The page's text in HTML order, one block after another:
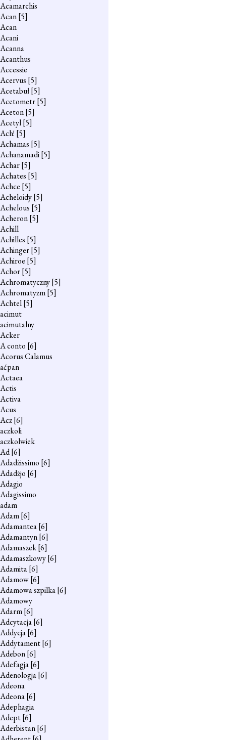
Acamarchis
Acan[5]
Acan
Acani
Acanna
Acanthus
Accessie
Acervus [5]
Acetabuł[5]
Acetometr[5]
Aceton[5]
Acetyl[5]
Ach! [5]
Achamas [5]
Achanamadi[5]
Achar[5]
Achates [5]
Achce [5]
Acheloidy[5]
Achelous [5]
Acheron[5]
Achill
Achilles [5]
Achinger[5]
Achiroe [5]
Achor[5]
Achromatyczny[5]
Achromatyzm[5]
Achtel[5]
acimut
acimutalny
Acker
A conto [6]
Acorus Calamus
aćpan
Actaea
Actis
Activa
Acus
Acz[6]
aczkoli
aczkolwiek
Ad[6]
Adadżissimo [6]
Adadżjo [6]
Adagio
Adagissimo
adam
Adam[6]
Adamantea[6]
Adamantyn[6]
Adamaszek[6]
Adamaszkowy[6]
Adamita[6]
Adamow[6]
Adamowa szpilka[6]
Adamowy
Adarm[6]
Adcytacja[6]
Addycja[6]
Addytament[6]
Adebon[6]
Adefagja[6]
Adenologja[6]
Adeona
Adeona[6]
Adephagia
Adept[6]
Aderbistan[6]